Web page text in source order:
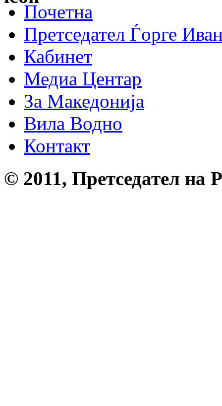
Почетна
Претседател Ѓорге
Кабинет
Медиа Центар
За Македонија
Вила Водно
Контакт
© 2011, Претседател на